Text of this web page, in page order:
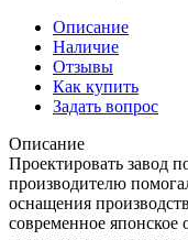
Описание
Наличие
Отзывы
Как купить
Задать вопрос
Описание
Проектировать завод
производителю
оснащения
современное японское